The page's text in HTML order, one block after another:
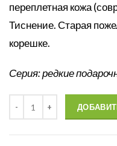
переплетная кожа
Тиснение. Старая
корешке.
Серия: редкие